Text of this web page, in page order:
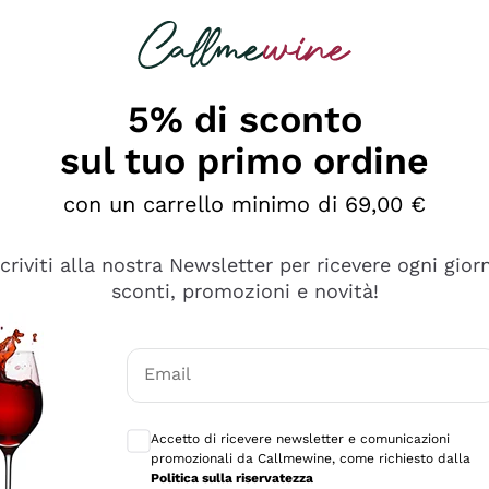
è male ma secondo me ci sono alternative che
5% di sconto
sul tuo primo ordine
con un carrello minimo di 69,00 €
alla nostra Newsletter per ricevere ogni
sconti, promozioni e novità!
Email
Accetto di ricevere newsletter e comunicazioni
promozionali da Callmewine, come richiesto dalla
Politica sulla riservatezza